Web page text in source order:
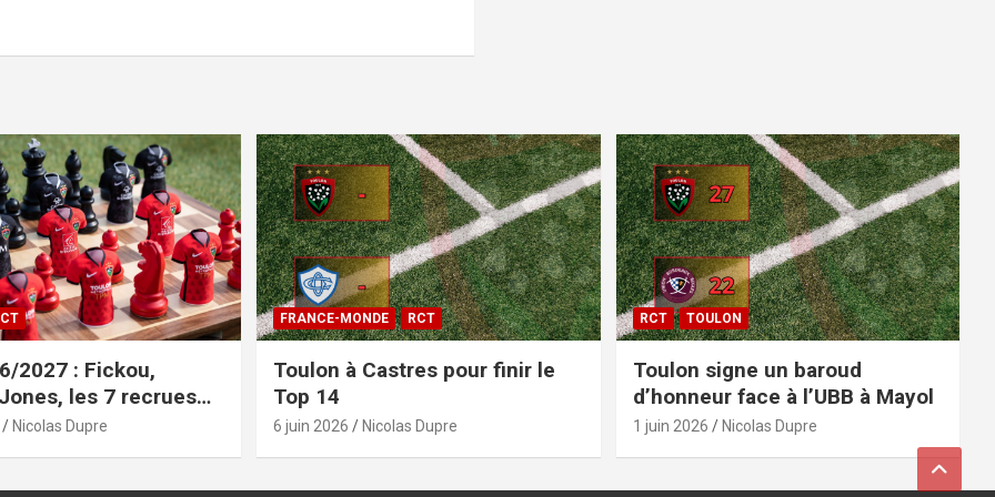
2027 : Fickou,
les 7 recrues
Nicolas Dupre
FRANCE-MONDE RCT
Toulon à Castres pour finir le
Top 14
6 juin 2026 Nicolas Dupre
RCT TOULON
Toulon signe un baroud
d’honneur face à l’UBB à Mayol
1 juin 2026 Nicolas Dupre